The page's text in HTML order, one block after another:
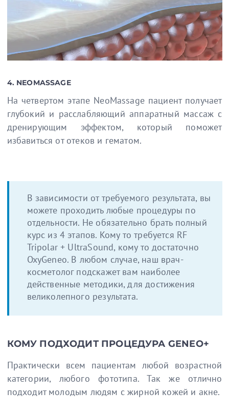
4. NEOMASSAGE
На четвертом этапе NeoMassage пациент получает
глубокий и расслабляющий аппаратный массаж с
дренирующим эффектом, который поможет
избавиться от отеков и гематом.
В зависимости от требуемого результата, вы
можете проходить любые процедуры по
отдельности. Не обязательно брать полный
курс из 4 этапов. Кому то требуется RF
Tripolar + UltraSound, кому то достаточно
OxyGeneo. В любом случае, наш врач-
косметолог подскажет вам наиболее
действенные методики, для достижения
великолепного результата.
КОМУ ПОДХОДИТ ПРОЦЕДУРА GENEO+
Практически всем пациентам любой возрастной
категории, любого фототипа. Так же отлично
подходит молодым людям с жирной кожей и акне.